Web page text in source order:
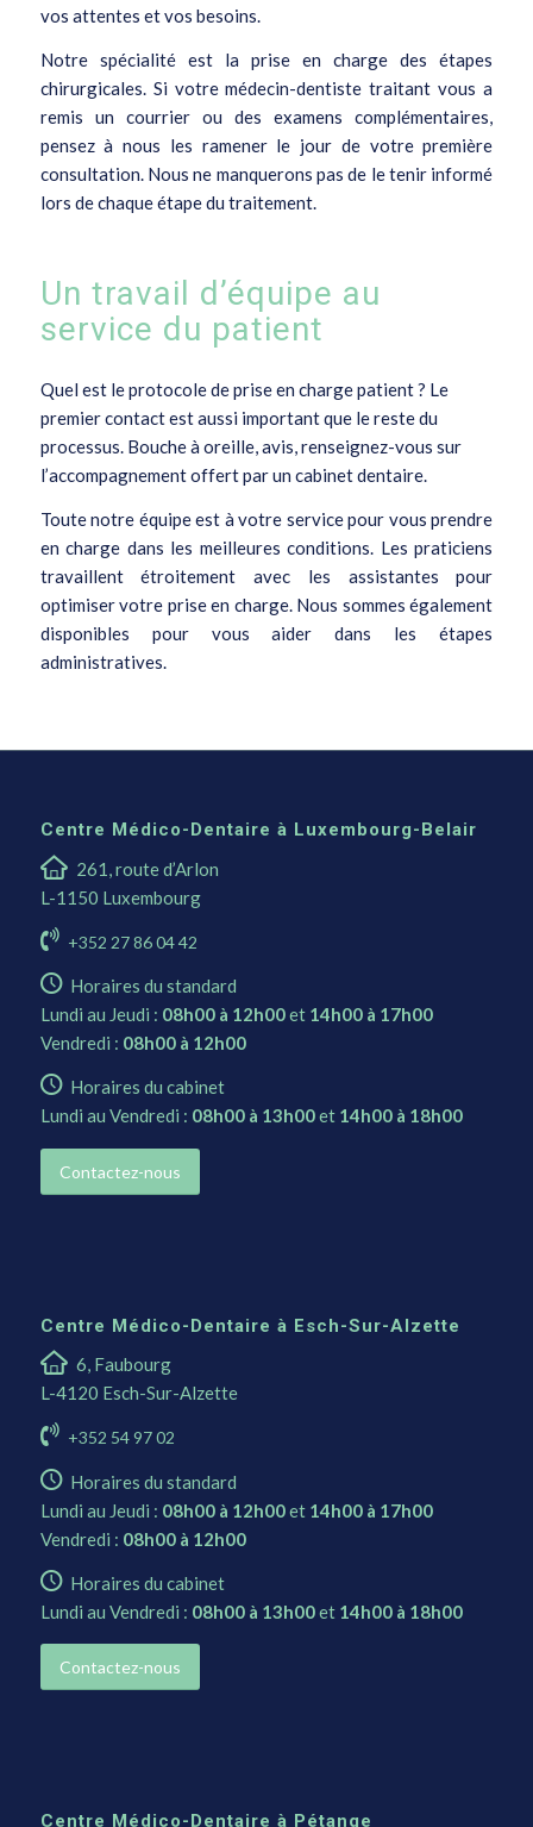
vos attentes et vos besoins.
Notre spécialité est la prise en charge des étapes
chirurgicales. Si votre médecin-dentiste traitant vous a
remis un courrier ou des examens complémentaires,
pensez à nous les ramener le jour de votre première
consultation. Nous ne manquerons pas de le tenir informé
lors de chaque étape du traitement.
Un travail d’équipe au
service du patient
Quel est le protocole de prise en charge patient ? Le
premier contact est aussi important que le reste du
processus. Bouche à oreille, avis, renseignez-vous sur
l’accompagnement offert par un cabinet dentaire.
Toute notre équipe est à votre service pour vous prendre
en charge dans les meilleures conditions. Les praticiens
travaillent étroitement avec les assistantes pour
optimiser votre prise en charge. Nous sommes également
disponibles pour vous aider dans les étapes
administratives.
Centre Médico-Dentaire à Luxembourg-Belair
261, route d’Arlon
L-1150 Luxembourg
+352 27 86 04 42
Horaires du standard
Lundi au Jeudi : 08h00 à 12h00et 14h00 à 17h00
Vendredi : 08h00 à 12h00
Horaires du cabinet
Lundi au Vendredi : 08h00 à 13h00et 14h00 à 18h00
Contactez-nous
Centre Médico-Dentaire à Esch-Sur-Alzette
6, Faubourg
L-4120 Esch-Sur-Alzette
+352 54 97 02
Horaires du standard
Lundi au Jeudi : 08h00 à 12h00et 14h00 à 17h00
Vendredi : 08h00 à 12h00
Horaires du cabinet
Lundi au Vendredi : 08h00 à 13h00et 14h00 à 18h00
Contactez-nous
Centre Médico-Dentaire à Pétange